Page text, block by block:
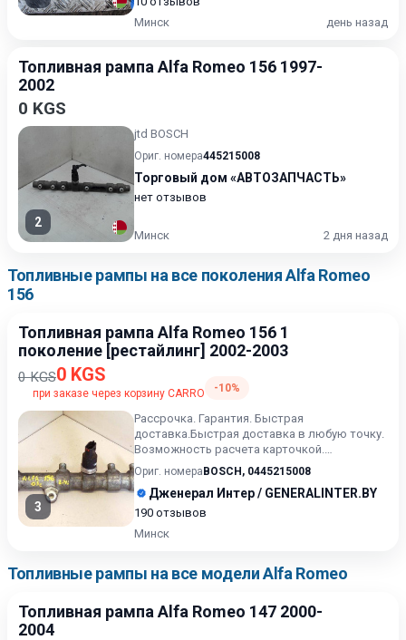
Минск
день назад
Топливная рампа Alfa Romeo 156 1997-
2002
0 KGS
2
jtd BOSCH
Ориг. номера445215008
Торговый дом «АВТОЗАПЧАСТЬ»
нет отзывов
Минск 2 дня назад
Топливные рампы на все поколения Alfa Romeo
156
Топливная рампа Alfa Romeo 156 1
поколение [рестайлинг] 2002-2003
0 KGS0 KGS
при заказе через корзину CARRO -10%
3
Рассрочка. Гарантия. Быстрая
доставка.Быстрая доставка в любую точку.
Возможность расчета карточкой.
Рассрочка. Проверка качества. Оставляйт...
Ориг. номера BOSCH , 0445215008
Дженерал Интер / GENERALINTER.BY
190 отзывов
Минск
Топливные рампы на все модели Alfa Romeo
Топливная рампа Alfa Romeo 147 2000-
2004